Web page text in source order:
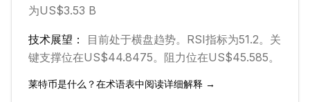
为US$3.53 B
技术展望： 目前处于横盘趋势。 RSI指标为51.2。 关
键支撑位在US$44.8475。 阻力位在US$45.585。
莱特币是什么？在术语表中阅读详细解释 →